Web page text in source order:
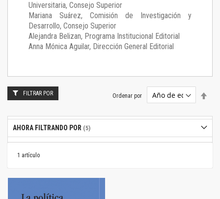
Universitaria, Consejo Superior
Mariana Suárez, Comisión de Investigación y
Desarrollo, Consejo Superior
Alejandra Belizan, Programa Institucional Editorial
Anna Mónica Aguilar, Dirección General Editorial
1 artículo
Ordenar por
FILTRAR POR
AHORA FILTRANDO POR